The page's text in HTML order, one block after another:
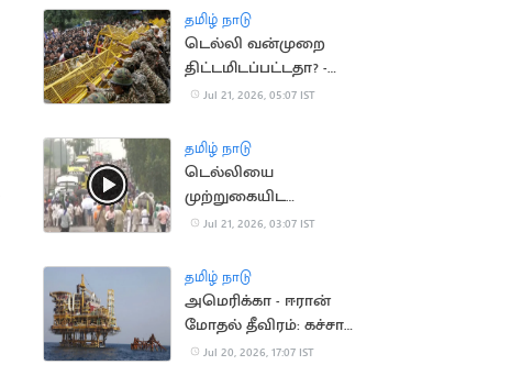
தமிழ் நாடு
டெல்லி வன்முறை
திட்டமிடப்பட்டதா? -
விசாரணை தீவிரம்
Jul 21, 2026, 05:07 IST
தமிழ் நாடு
டெல்லியை
முற்றுகையிட
விவசாயிகள் ஆயத்தம்
Jul 21, 2026, 03:07 IST
தமிழ் நாடு
அமெரிக்கா - ஈரான்
மோதல் தீவிரம்: கச்சா
எண்ணெய் தட்டுப்பாடு
Jul 20, 2026, 17:07 IST